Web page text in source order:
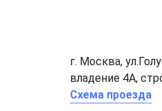
г. Москва,
владение 4А,
Схема проезда